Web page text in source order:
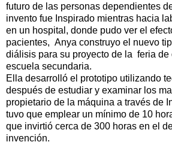
futuro de las personas dependientes
invento fue Inspirado mientras hacia
en un hospital, donde pudo ver el
pacientes, Anya construyo el nuevo
diálisis para su proyecto de la feria
escuela secundaria.
Ella desarrolló el prototipo utilizando
después de estudiar y examinar los
propietario de la máquina a través de
tuvo que emplear un mínimo de 10
que invirtió cerca de 300 horas en el
invención.